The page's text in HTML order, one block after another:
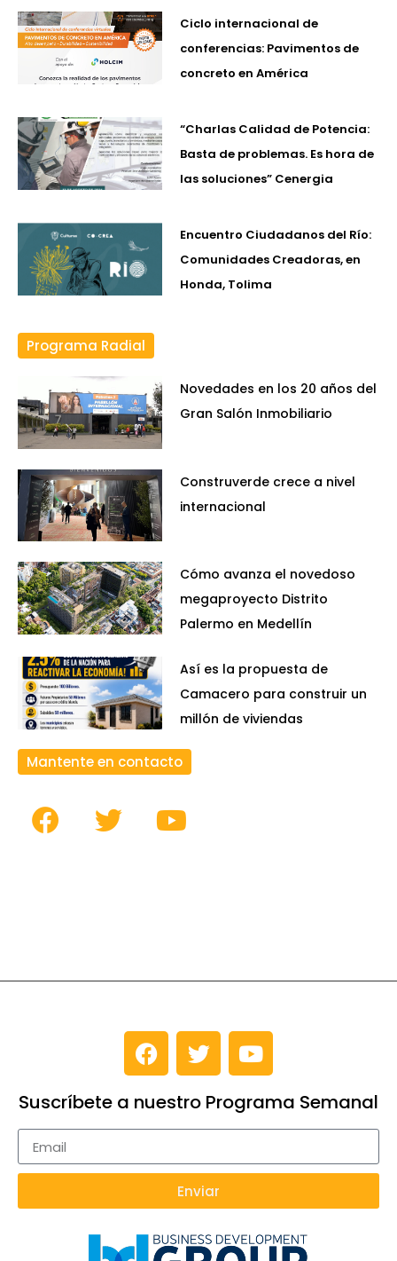
Ciclo internacional de
conferencias: Pavimentos de
concreto en América
“Charlas Calidad de Potencia:
Basta de problemas. Es hora de
las soluciones” Cenergia
Encuentro Ciudadanos del Río:
Comunidades Creadoras, en
Honda, Tolima
Programa Radial
Novedades en los 20 años del
Gran Salón Inmobiliario
Construverde crece a nivel
internacional
Cómo avanza el novedoso
megaproyecto Distrito
Palermo en Medellín
Así es la propuesta de
Camacero para construir un
millón de viviendas
Mantente en contacto
Suscríbete a nuestro Programa Semanal
Enviar